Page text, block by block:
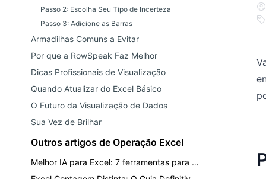
Passo 2: Escolha Seu Tipo de Incerteza
Passo 3: Adicione as Barras
Armadilhas Comuns a Evitar
Por que a RowSpeak Faz Melhor
Dicas Profissionais de Visualização
Quando Atualizar do Excel Básico
O Futuro da Visualização de Dados
Sua Vez de Brilhar
Outros artigos de Operação Excel
Melhor IA para Excel: 7 ferramentas para análise, fórmulas, dashboards e relatórios